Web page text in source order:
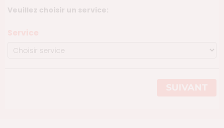
Veuillez choisir un service: